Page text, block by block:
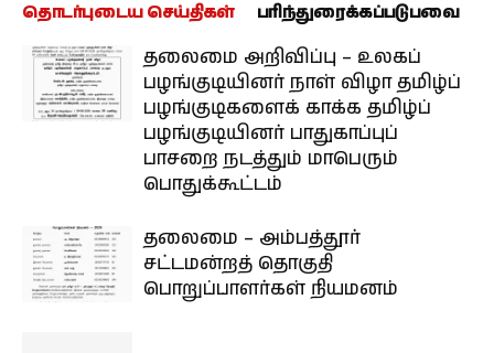
தொடர்புடைய செய்திகள் பரிந்துரைக்கப்படுபவை
தலைமை அறிவிப்பு – உலகப்
பழங்குடியினர் நாள் விழா தமிழ்ப்
பழங்குடிகளைக் காக்க தமிழ்ப்
பழங்குடியினர் பாதுகாப்புப்
பாசறை நடத்தும் மாபெரும்
பொதுக்கூட்டம்
தலைமை – அம்பத்தூர்
சட்டமன்றத் தொகுதி
பொறுப்பாளர்கள் நியமனம்